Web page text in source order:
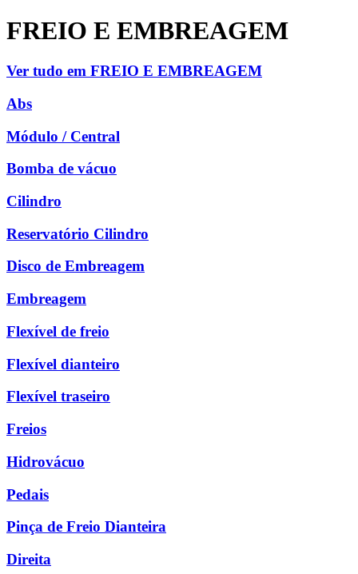
FREIO E EMBREAGEM
Ver tudo em FREIO E EMBREAGEM
Abs
Módulo / Central
Bomba de vácuo
Cilindro
Reservatório Cilindro
Disco de Embreagem
Embreagem
Flexível de freio
Flexível dianteiro
Flexível traseiro
Freios
Hidrovácuo
Pedais
Pinça de Freio Dianteira
Direita